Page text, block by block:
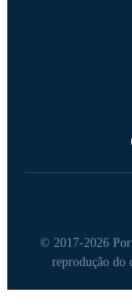
© 2017-2026
reprodução do